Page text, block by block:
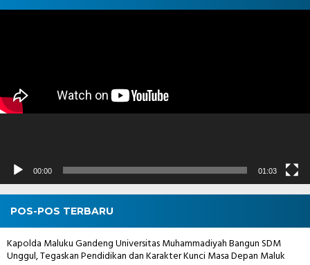
Pemutar
00:00 01:03
POS-POS TERBARU
Kapolda Maluku Gandeng Universitas Muhammadiyah Bangun SDM
Unggul, Tegaskan Pendidikan dan Karakter Kunci Masa Depan Maluk